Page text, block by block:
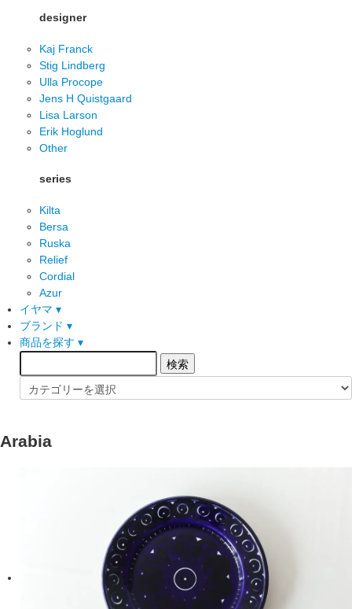
designer
Kaj Franck
Stig Lindberg
Ulla Procope
Jens H Quistgaard
Lisa Larson
Erik Hoglund
Other
series
Kilta
Bersa
Ruska
Relief
Cordial
Azur
イヤマ ▾
ブランド ▾
商品を探す ▾
Arabia